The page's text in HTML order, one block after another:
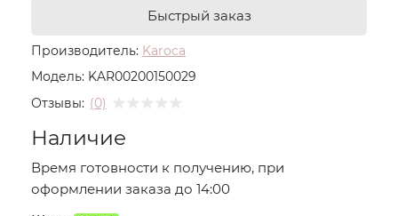
Производитель: Karoca
Модель: KAR00200150029
Отзывы: (0)
Быстрый заказ
Наличие
Время готовности к получению, при
оформлении заказа до 14:00